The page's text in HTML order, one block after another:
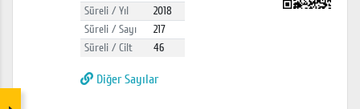
Süreli / Yıl
2018
Süreli / Sayı
217
Süreli / Cilt
46
Diğer Sayılar